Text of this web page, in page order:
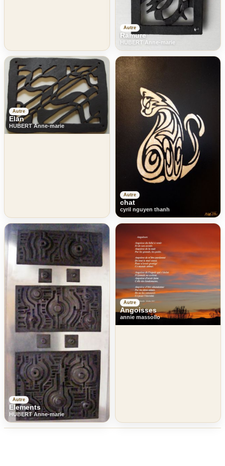
Autre
Ramure
HUBERT Anne-marie
Autre
Elan
HUBERT Anne-marie
Autre
chat
cyril nguyen thanh
Autre
Elements
HUBERT Anne-marie
Autre
Angoisses
annie massollo